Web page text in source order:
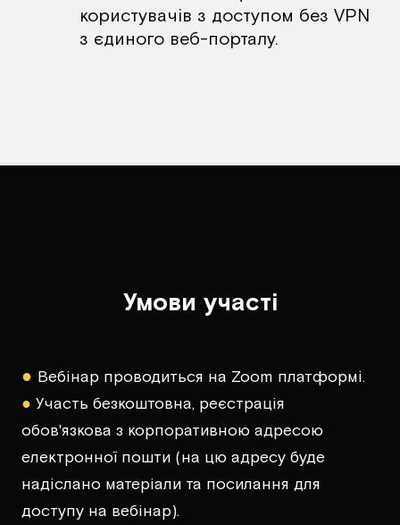
користувачів з доступом без VPN
з єдиного веб-порталу.
Умови участі
● Вебінар проводиться на Zoom платформі.
● Участь безкоштовна, реєстрація
обов'язкова з корпоративною адресою
електронної пошти (на цю адресу буде
надіслано матеріали та посилання для
доступу на вебінар).